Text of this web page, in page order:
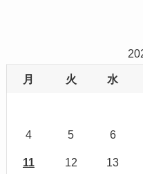
月 火 水
4 5 6
11 12 13